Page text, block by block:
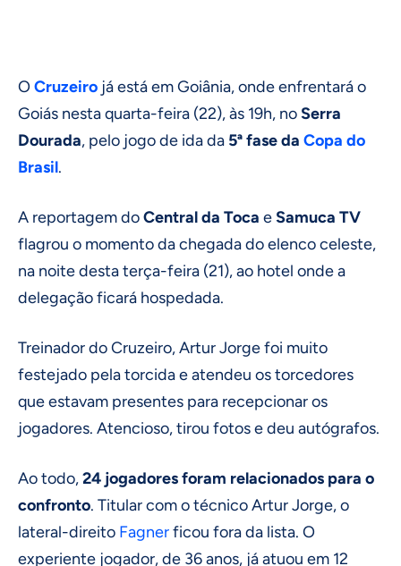
OCruzeiro já está em Goiânia, onde enfrentará o
Goiás nesta quarta-feira (22), às 19h, noSerra
Dourada, pelo jogo de ida da 5ª fase da Copa do
Brasil.
A reportagem doCentral da Toca eSamuca TV
flagrou o momento da chegada do elenco celeste,
na noite desta terça-feira (21), ao hotel onde a
delegação ficará hospedada.
Treinador do Cruzeiro, Artur Jorge foi muito
festejado pela torcida e atendeu os torcedores
que estavam presentes para recepcionar os
jogadores. Atencioso, tirou fotos e deu autógrafos.
Ao todo,24 jogadores foram relacionados para o
confronto. Titular com o técnico Artur Jorge, o
lateral-direito Fagnerficou fora da lista. O
experiente jogador, de 36 anos, já atuou em 12